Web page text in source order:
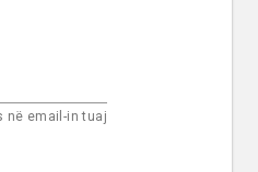
në email-in tuaj